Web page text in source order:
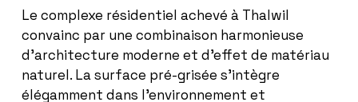
Le complexe résidentiel achevé à Thalwil
convainc par une combinaison harmonieuse
d’architecture moderne et d’effet de matériau
naturel. La surface pré-grisée s’intègre
élégamment dans l’environnement et